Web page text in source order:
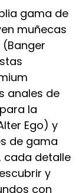
gama de
muñecas
anales de
la
Ego) y
de gama
cada detalle
y
con